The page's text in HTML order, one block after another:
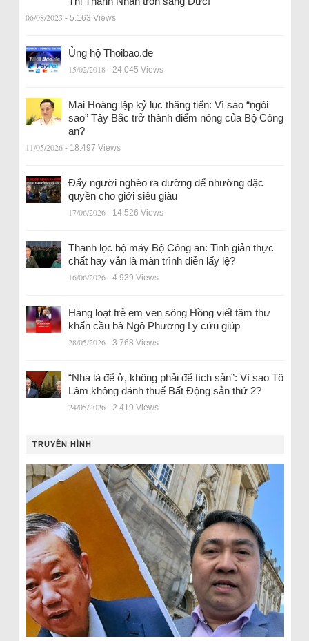
06/08/2023 - 5.163 Views
Ủng hộ Thoibao.de
15/02/2018 - 24.045 Views
Mai Hoàng lập kỷ lục thăng tiến: Vì sao “ngôi
sao” Tây Bắc trở thành điểm nóng của Bộ Công
an?
11/05/2026 - 18.497 Views
Đẩy người nghèo ra đường để nhường đặc
quyền cho giới siêu giàu
17/06/2026 - 14.526 Views
Thanh lọc bộ máy Bộ Công an: Tinh giản thực
chất hay vẫn là màn trình diễn lấy lệ?
16/06/2026 - 4.939 Views
Hàng loạt trẻ em ven sông Hồng viết tâm thư
khẩn cầu bà Ngô Phương Ly cứu giúp
28/05/2026 - 3.768 Views
“Nhà là để ở, không phải để tích sản”: Vì sao Tô
Lâm không đánh thuế Bất Động sản thứ 2?
24/05/2026 - 2.419 Views
TRUYỀN HÌNH